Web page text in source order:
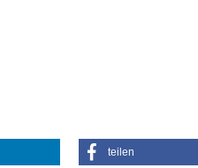
teilen